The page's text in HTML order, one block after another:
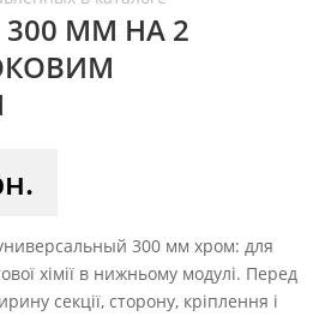
ММ НА 2
300 мм хром: для
хімії в нижньому модулі. Перед
секції, сторону, кріплення і